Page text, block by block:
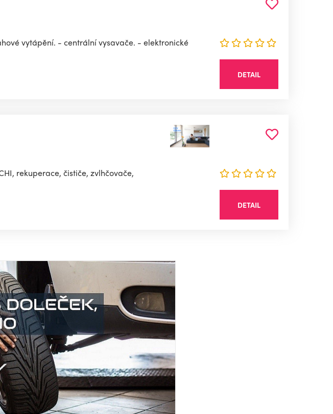
vytápění. - centrální vysavače. - elektronické
DETAIL
rekuperace, čističe, zvlhčovače,
DETAIL